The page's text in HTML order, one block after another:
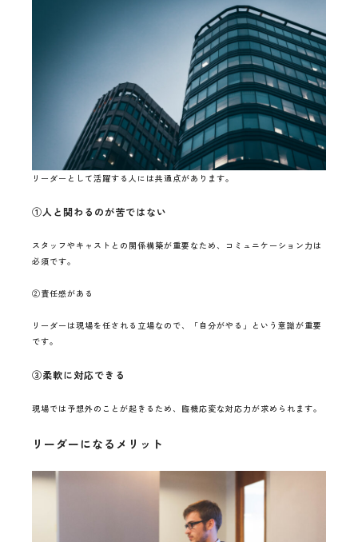
リーダーとして活躍する人には共通点があります。
①人と関わるのが苦ではない
スタッフやキャストとの関係構築が重要なため、コミュニケーション力は
必須です。
②責任感がある
リーダーは現場を任される立場なので、「自分がやる」という意識が重要
です。
③柔軟に対応できる
現場では予想外のことが起きるため、臨機応変な対応力が求められます。
リーダーになるメリット